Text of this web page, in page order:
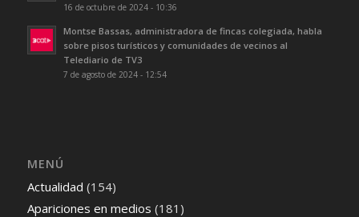
16 de octubre de 2024 - 10:36
Montse Bassas, administradora de fincas colegiada, habla
sobre pisos turísticos y comunidades de vecinos al
Telediario de TV3
7 de agosto de 2024 - 12:54
MENÚ
Actualidad (154)
Apariciones en medios (181)